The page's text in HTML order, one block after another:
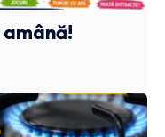
amână!